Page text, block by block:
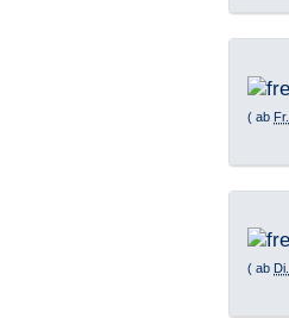
( ab Fr.
( ab Di.